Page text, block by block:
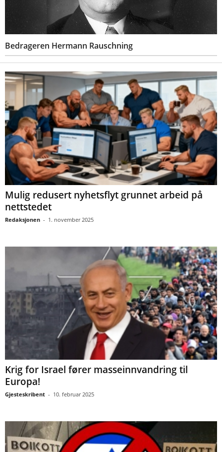
Bedrageren Hermann Rauschning
Mulig redusert nyhetsflyt grunnet arbeid på
nettstedet
Redaksjonen - 1. november 2025
Krig for Israel fører masseinnvandring til
Europa!
Gjesteskribent - 10. februar 2025